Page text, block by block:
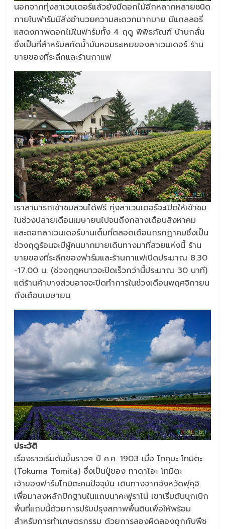
นอกจากทุ่งลาเวนเดอร์แล้วยังมีดอกไม้อีกหลากหลายชนิด
ภายในฟาร์มมีสิ่งอำนวยความสะดวกมากมาย มีแกลลอรี่
แสดงภาพดอกไม้ในฟาร์มทั้ง 4 ฤดู พิพิธภัณฑ์ บ้านกลั่น
ซึ่งเป็นที่สำหรับสกัดน้ำมันหอมระเหยของลาเวนเดอร์ ร้าน
ขายของที่ระลึกและร้านกาแฟ
เราสามารถเข้าชมสวนได้ฟรี ทุ่งลาเวนเดอร์จะเปิดให้เข้าชม
ในช่วงปลายเดือนเมษายนไปจนถึงกลางเดือนสิงหาคม
และดอกลาเวนเดอร์บานเต็มที่ตลอดเดือนกรกฏาคมซึ่งเป็น
ช่วงฤดูร้อนจะมีผู้คนมากมายเดินทางมาที่สวยแห่งนี้ ร้าน
ขายของที่ระลึกของฟาร์มและร้านกาแฟเปิดประมาณ 8.30
-17.00 น. (ช่วงฤดูหนาวจะปิดเร็วกว่านี้ประมาณ 30 นาที)
แต่ร้านค้าบางส่วนอาจจะปิดทำการในช่วงเดือนพฤศจิกายน
ถึงเดือนเมษายน
ประวัติ
เรื่องราวเริ่มต้นขึ้นราวๆ ปี ค.ศ. 1903 เมื่อ โทคุมะ โทมิตะ
(Tokuma Tomita) ซึ่งเป็นปู่ของ ทาดาโอะ โทมิตะ
เจ้าของฟาร์มโทมิตะคนปัจจุบัน เดินทางจากจังหวัดฟุคุอิ
เพื่อมาลงหลักปักฐานในแถบนาคะฟูราโน่ เขาเริ่มต้นบุกเบิก
พื้นที่แถบนี้ด้วยการปรับปรุงสภาพพื้นดินเพื่อให้พร้อม
สำหรับการทำเกษตรกรรม ด้วยการลองผิดลองถูกกับพืช